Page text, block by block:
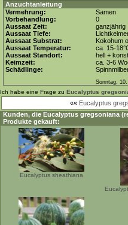
Anzuchtanleitung
Vermehrung:
Samen
Vorbehandlung:
0
Aussaat Zeit:
ganzjährig
Aussaat Tiefe:
Aussaat Substrat:
Kokohum
Aussaat Temperatur:
ca. 15-
Aussaat Standort:
hell +
Keimzeit:
ca. 3-6
Schädlinge:
Sonntag,
Ich habe eine Frage zu Eucalyptus
«« Eucalyptus
Kunden, die Eucalyptus gregsoniana
Produkte gekauft:
Eucalyptus sheathiana